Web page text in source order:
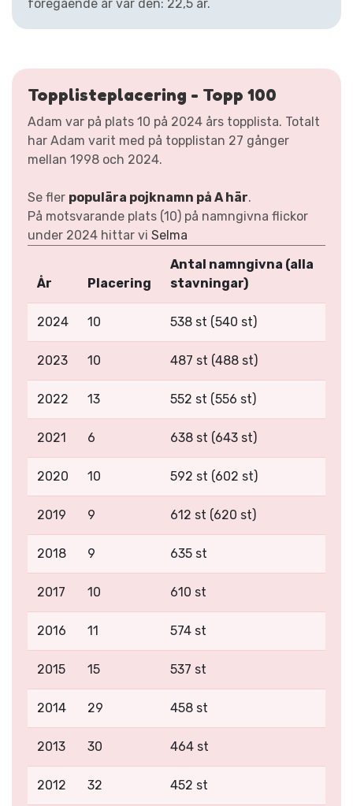
föregående år var den: 22,5 år.
Topplisteplacering - Topp 100
Adam var på plats 10 på 2024 års topplista. Totalt
har Adam varit med på topplistan 27 gånger
mellan 1998 och 2024.
Se fler populära pojknamn på A här.
På motsvarande plats (10) på namngivna flickor
under 2024 hittar vi Selma
År Placering
Antal namngivna (alla
stavningar)
2024 10 538 st (540 st)
2023 10 487 st (488 st)
2022 13 552 st (556 st)
2021 6 638 st (643 st)
2020 10 592 st (602 st)
2019 9 612 st (620 st)
2018 9 635 st
2017 10 610 st
2016 11 574 st
2015 15 537 st
2014 29 458 st
2013 30 464 st
2012 32 452 st